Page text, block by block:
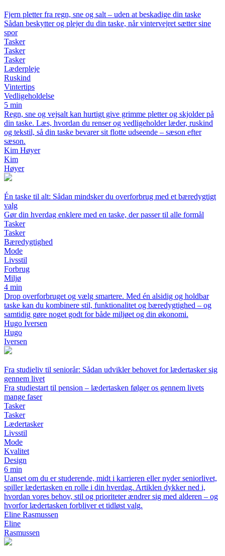
Fjern pletter fra regn, sne og salt – uden at beskadige din taske
Sådan beskytter og plejer du din taske, når vintervejret sætter sine
spor
Tasker
Tasker
Tasker
Læderpleje
Ruskind
Vintertips
Vedligeholdelse
5 min
Regn, sne og vejsalt kan hurtigt give grimme pletter og skjolder på
din taske. Læs, hvordan du renser og vedligeholder læder, ruskind
og tekstil, så din taske bevarer sit flotte udseende – sæson efter
sæson.
Kim Høyer
Kim
Høyer
Én taske til alt: Sådan mindsker du overforbrug med et bæredygtigt
valg
Gør din hverdag enklere med en taske, der passer til alle formål
Tasker
Tasker
Bæredygtighed
Mode
Livsstil
Forbrug
Miljø
4 min
Drop overforbruget og vælg smartere. Med én alsidig og holdbar
taske kan du kombinere stil, funktionalitet og bæredygtighed – og
samtidig gøre noget godt for både miljøet og din økonomi.
Hugo Iversen
Hugo
Iversen
Fra studieliv til seniorår: Sådan udvikler behovet for lædertasker sig
gennem livet
Fra studiestart til pension – lædertasken følger os gennem livets
mange faser
Tasker
Tasker
Lædertasker
Livsstil
Mode
Kvalitet
Design
6 min
Uanset om du er studerende, midt i karrieren eller nyder seniorlivet,
spiller lædertasken en rolle i din hverdag. Artiklen dykker ned i,
hvordan vores behov, stil og prioriteter ændrer sig med alderen – og
hvorfor lædertasken forbliver et tidløst valg.
Eline Rasmussen
Eline
Rasmussen